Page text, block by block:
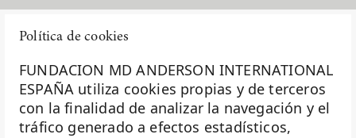
Política de cookies
FUNDACION MD ANDERSON INTERNATIONAL
ESPAÑA utiliza cookies propias y de terceros
con la finalidad de analizar la navegación y el
tráfico generado a efectos estadísticos,
La Fundación MD Anderson España - Hospiten es
miembro de laAsociación Española de Fundaciones